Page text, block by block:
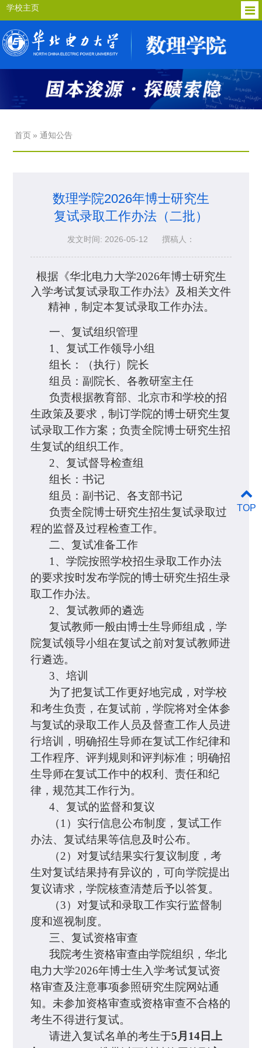
学校主页
首页 » 通知公告
数理学院2026年博士研究生
复试录取工作办法（二批）
发文时间: 2026-05-12 撰稿人：
根据《华北电力大学2026年博士研究生
入学考试复试录取工作办法》及相关文件
精神，制定本复试录取工作办法。
一、复试组织管理
1、复试工作领导小组
组长：（执行）院长
组员：副院长、各教研室主任
负责根据教育部、北京市和学校的招
生政策及要求，制订学院的博士研究生复
试录取工作方案；负责全院博士研究生招
生复试的组织工作。
2、复试督导检查组
组长：书记
组员：副书记、各支部书记
负责全院博士研究生招生复试录取过
程的监督及过程检查工作。
二、复试准备工作
1、学院按照学校招生录取工作办法
的要求按时发布学院的博士研究生招生录
取工作办法。
2、复试教师的遴选
复试教师一般由博士生导师组成，学
院复试领导小组在复试之前对复试教师进
行遴选。
3、培训
为了把复试工作更好地完成，对学校
和考生负责，在复试前，学院将对全体参
与复试的录取工作人员及督查工作人员进
行培训，明确招生导师在复试工作纪律和
工作程序、评判规则和评判标准；明确招
生导师在复试工作中的权利、责任和纪
律，规范其工作行为。
4、复试的监督和复议
（1）实行信息公布制度，复试工作
办法、复试结果等信息及时公布。
（2）对复试结果实行复议制度，考
生对复试结果持有异议的，可向学院提出
复议请求，学院核查清楚后予以答复。
（3）对复试和录取工作实行监督制
度和巡视制度。
三、复试资格审查
我院考生资格审查由学院组织，华北
电力大学2026年博士生入学考试复试资
格审查及注意事项参照研究生院网站通
知。未参加资格审查或资格审查不合格的
考生不得进行复试。
请进入复试名单的考生于5月14日上
TOP